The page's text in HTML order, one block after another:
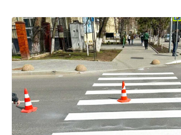
categoriile de populație, evenimentul
o premieră pentru capitală, unde
privați se…